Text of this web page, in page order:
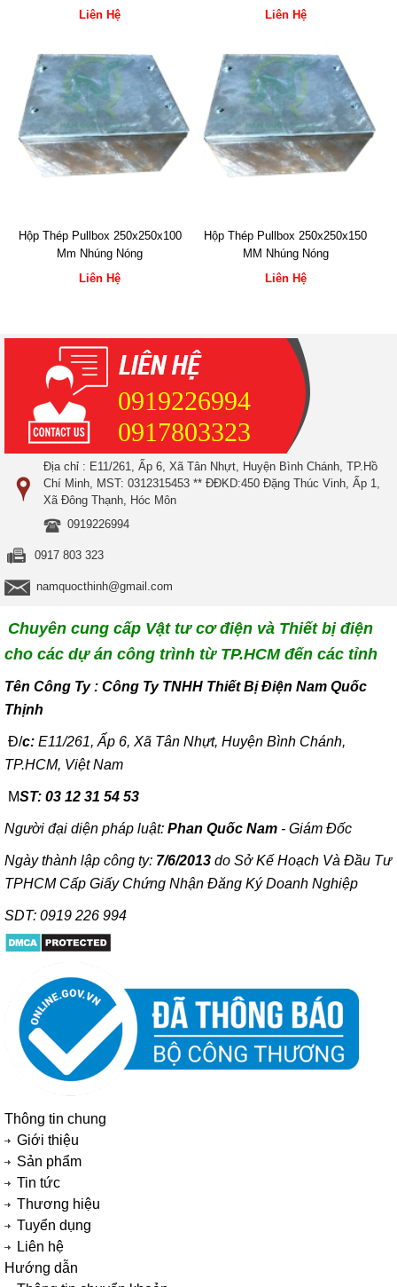
Liên Hệ
Liên Hệ
Hộp Thép Pullbox 250x250x100
Mm Nhúng Nóng
Liên Hệ
Hộp Thép Pullbox 250x250x150
MM Nhúng Nóng
Liên Hệ
0919226994
0917803323
Địa chỉ : E11/261, Ấp 6, Xã Tân Nhựt, Huyện Bình Chánh, TP.Hồ
Chí Minh, MST: 0312315453 ** ĐĐKD:450 Đặng Thúc Vinh, Ấp 1,
Xã Đông Thạnh, Hóc Môn
0919226994
0917 803 323
namquocthinh@gmail.com
Chuyên cung cấp Vật tư cơ điện và Thiết bị điện
cho các dự án công trình từ TP.HCM đến các tỉnh
Tên Công Ty : Công Ty TNHH Thiết Bị Điện Nam Quốc
Thịnh
Đ/c: E11/261, Ấp 6, Xã Tân Nhựt, Huyện Bình Chánh,
TP.HCM, Việt Nam
MST: 03 12 31 54 53
Người đại diện pháp luật: Phan Quốc Nam - Giám Đốc
Ngày thành lập công ty: 7/6/2013 do Sở Kế Hoạch Và Đầu Tư
TPHCM Cấp Giấy Chứng Nhận Đăng Ký Doanh Nghiệp
SDT: 0919 226 994
Thông tin chung
Giới thiệu
Sản phẩm
Tin tức
Thương hiệu
Tuyển dụng
Liên hệ
Hướng dẫn